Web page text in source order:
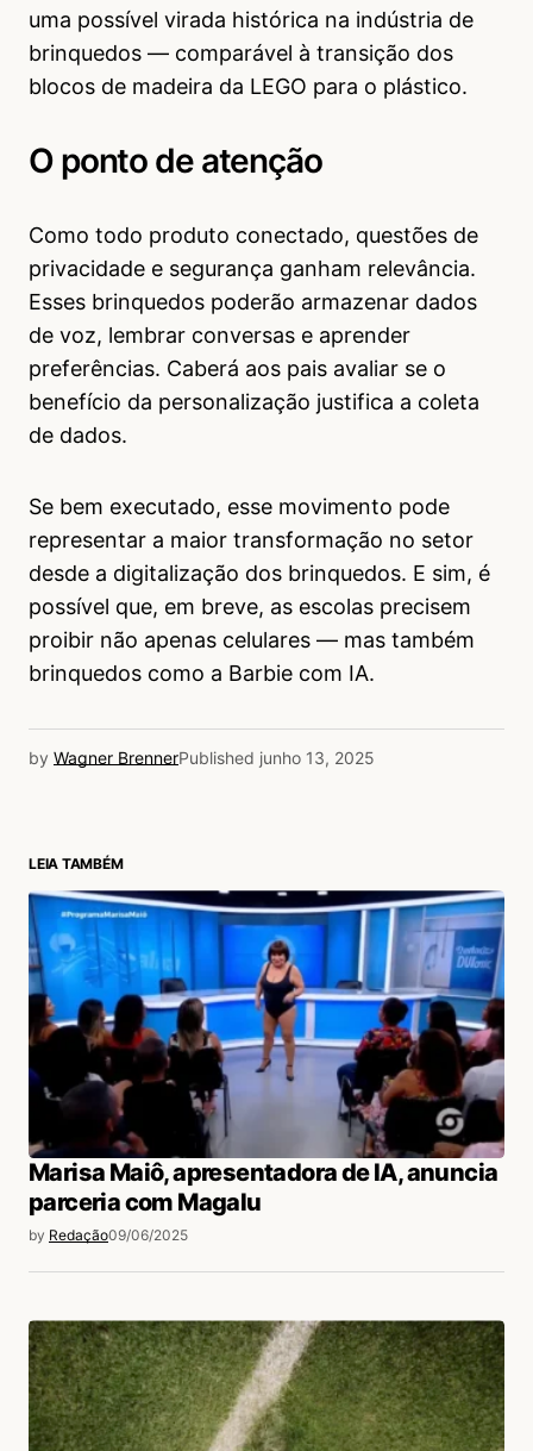
uma possível virada histórica na indústria de
brinquedos — comparável à transição dos
blocos de madeira da LEGO para o plástico.
O ponto de atenção
Como todo produto conectado, questões de
privacidade e segurança ganham relevância.
Esses brinquedos poderão armazenar dados
de voz, lembrar conversas e aprender
preferências. Caberá aos pais avaliar se o
benefício da personalização justifica a coleta
de dados.
Se bem executado, esse movimento pode
representar a maior transformação no setor
desde a digitalização dos brinquedos. E sim, é
possível que, em breve, as escolas precisem
proibir não apenas celulares — mas também
brinquedos como a Barbie com IA.
by Wagner BrennerPublished junho 13, 2025
LEIA TAMBÉM
Marisa Maiô, apresentadora de IA, anuncia
parceria com Magalu
by Redação09/06/2025